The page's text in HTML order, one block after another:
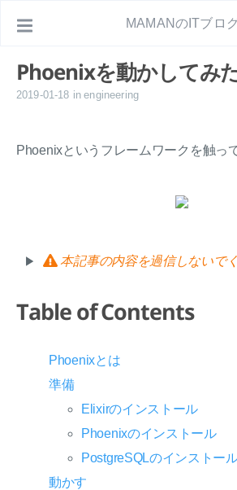
MAMANのITブロ
Phoenixを動かしてみ
2019-01-18 in engineering
Phoenixというフレームワークを触っ
本記事の内容を過信しないで
Table of Contents
Phoenixとは
準備
Elixirのインストール
Phoenixのインストール
PostgreSQLのインストー
動かす